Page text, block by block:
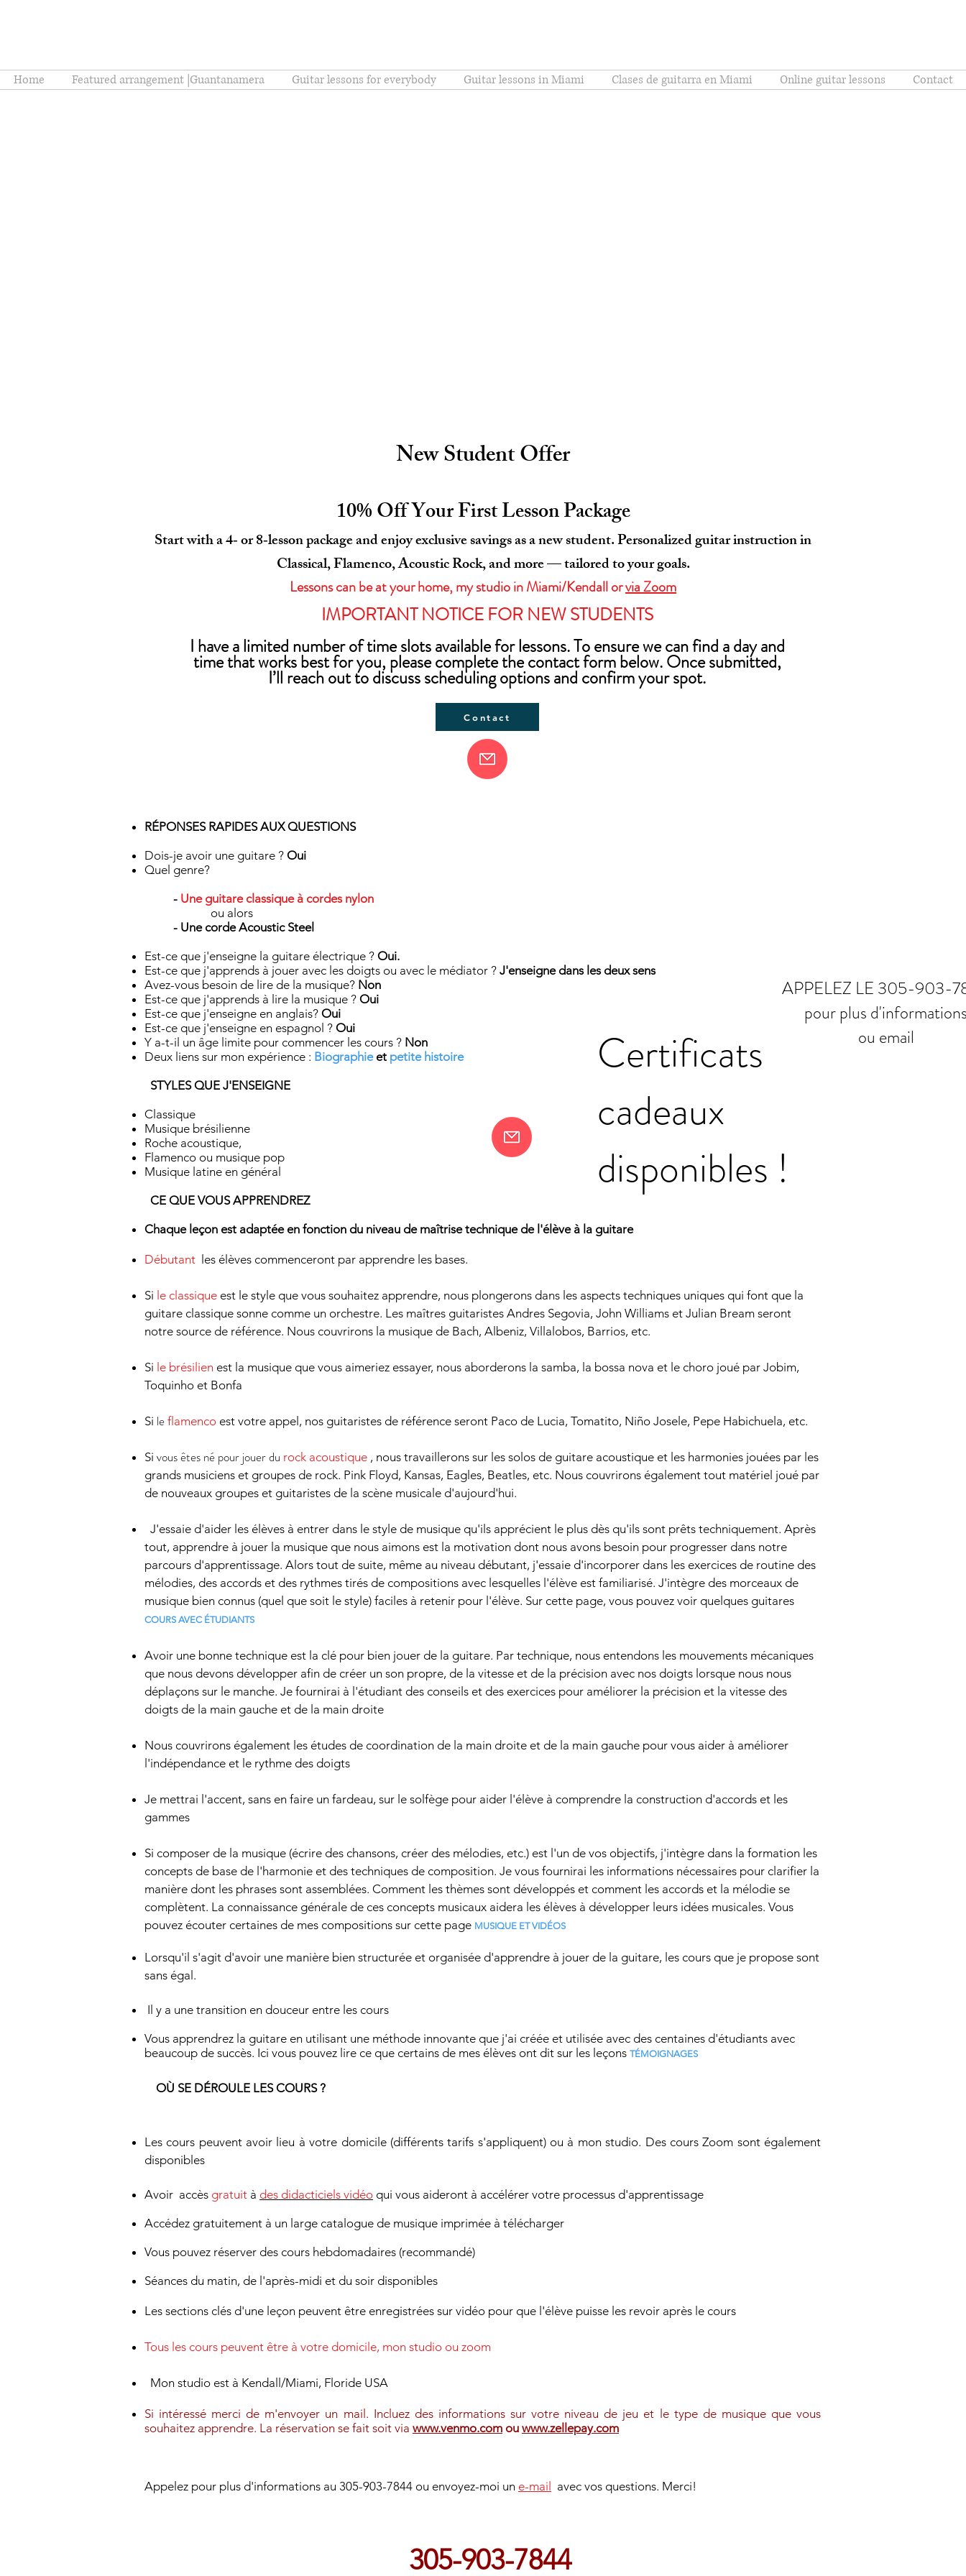
Home Featured arrangement |Guantanamera Guitar lessons for everybody Guitar lessons in Miami Clases de guitarra en Miami Online guitar lessons Contact
New Student Offer
10% Off Your First Lesson Package
Start with a 4‑ or 8‑lesson package and enjoy exclusive savings as a new student. Personalized guitar instruction in
Classical, Flamenco, Acoustic Rock, and more — tailored to your goals.
Lessons can be at your home, my studio in Miami/Kendall orvia Zoom
IMPORTANT NOTICE FOR NEW STUDENTS
I have a limited number of time slots available for lessons. To ensure we can find a day and
time that works best for you, please complete the contact form below. Once submitted,
I’ll reach out to discuss scheduling options and confirm your spot.
Contact
RÉPONSES RAPIDES AUX QUESTIONS
Dois-je avoir une guitare ? Oui
Quel genre?
- Une guitare classique à cordes nylon
ou alors
- Une corde Acoustic Steel
Est-ce que j'enseigne la guitare électrique ? Oui.
Est-ce que j'apprends à jouer avec les doigts ou avec le médiator ? J'enseigne dans les deux sens
Avez-vous besoin de lire de la musique? Non
Est-ce que j'apprends à lire la musique ? Oui
Est-ce que j'enseigne en anglais? Oui
Est-ce que j'enseigne en espagnol ? Oui
Y a-t-il un âge limite pour commencer les cours ? Non
Deux liens sur mon expérience : Biographie et petite histoire
STYLES QUE J'ENSEIGNE
Classique
Musique brésilienne
Roche acoustique,
Flamenco ou musique pop
Musique latine en général
CE QUE VOUS APPRENDREZ
Chaque leçon est adaptée en fonction du niveau de maîtrise technique de l'élève à la guitare
Débutant les élèves commenceront par apprendre les bases.
Si le classique est le style que vous souhaitez apprendre, nous plongerons dans les aspects techniques uniques qui font que la
guitare classique sonne comme un orchestre. Les maîtres guitaristes Andres Segovia, John Williams et Julian Bream seront
notre source de référence. Nous couvrirons la musique de Bach, Albeniz, Villalobos, Barrios, etc.
Si le brésilien est la musique que vous aimeriez essayer, nous aborderons la samba, la bossa nova et le choro joué par Jobim,
Toquinho et Bonfa
Si le flamenco est votre appel, nos guitaristes de référence seront Paco de Lucia, Tomatito, Niño Josele, Pepe Habichuela, etc.
Si vous êtes né pour jouer du rock acoustique , nous travaillerons sur les solos de guitare acoustique et les harmonies jouées par les
grands musiciens et groupes de rock. Pink Floyd, Kansas, Eagles, Beatles, etc. Nous couvrirons également tout matériel joué par
de nouveaux groupes et guitaristes de la scène musicale d'aujourd'hui.
J'essaie d'aider les élèves à entrer dans le style de musique qu'ils apprécient le plus dès qu'ils sont prêts techniquement. Après
tout, apprendre à jouer la musique que nous aimons est la motivation dont nous avons besoin pour progresser dans notre
parcours d'apprentissage. Alors tout de suite, même au niveau débutant, j'essaie d'incorporer dans les exercices de routine des
mélodies, des accords et des rythmes tirés de compositions avec lesquelles l'élève est familiarisé. J'intègre des morceaux de
musique bien connus (quel que soit le style) faciles à retenir pour l'élève. Sur cette page, vous pouvez voir quelques guitares
COURS AVEC ÉTUDIANTS
Avoir une bonne technique est la clé pour bien jouer de la guitare. Par technique, nous entendons les mouvements mécaniques
que nous devons développer afin de créer un son propre, de la vitesse et de la précision avec nos doigts lorsque nous nous
déplaçons sur le manche. Je fournirai à l'étudiant des conseils et des exercices pour améliorer la précision et la vitesse des
doigts de la main gauche et de la main droite
Nous couvrirons également les études de coordination de la main droite et de la main gauche pour vous aider à améliorer
l'indépendance et le rythme des doigts
Je mettrai l'accent, sans en faire un fardeau, sur le solfège pour aider l'élève à comprendre la construction d'accords et les
gammes
Si composer de la musique (écrire des chansons, créer des mélodies, etc.) est l'un de vos objectifs, j'intègre dans la formation les
concepts de base de l'harmonie et des techniques de composition. Je vous fournirai les informations nécessaires pour clarifier la
manière dont les phrases sont assemblées. Comment les thèmes sont développés et comment les accords et la mélodie se
complètent. La connaissance générale de ces concepts musicaux aidera les élèves à développer leurs idées musicales. Vous
pouvez écouter certaines de mes compositions sur cette page MUSIQUE ET VIDÉOS
Lorsqu'il s'agit d'avoir une manière bien structurée et organisée d'apprendre à jouer de la guitare, les cours que je propose sont
sans égal.
Il y a une transition en douceur entre les cours
Vous apprendrez la guitare en utilisant une méthode innovante que j'ai créée et utilisée avec des centaines d'étudiants avec
beaucoup de succès. Ici vous pouvez lire ce que certains de mes élèves ont dit sur les leçons TÉMOIGNAGES
OÙ SE DÉROULE LES COURS ?
Les cours peuvent avoir lieu à votre domicile (différents tarifs s'appliquent) ou à mon studio. Des cours Zoom sont également
disponibles
Avoir accès gratuit à des didacticiels vidéo qui vous aideront à accélérer votre processus d'apprentissage
Accédez gratuitement à un large catalogue de musique imprimée à télécharger
Vous pouvez réserver des cours hebdomadaires (recommandé)
Séances du matin, de l'après-midi et du soir disponibles
Les sections clés d'une leçon peuvent être enregistrées sur vidéo pour que l'élève puisse les revoir après le cours
Tous les cours peuvent être à votre domicile, mon studio ou zoom
Mon studio est à Kendall/Miami, Floride USA
Si intéressé merci de m'envoyer un mail. Incluez des informations sur votre niveau de jeu et le type de musique que vous
souhaitez apprendre. La réservation se fait soit via www.venmo.com ou www.zellepay.com
Appelez pour plus d'informations au 305-903-7844 ou envoyez-moi un e-mail avec vos questions. Merci!
Certificats
cadeaux
disponibles !
APPELEZ LE 305-903-
pour plus
ou email
305-903-7844